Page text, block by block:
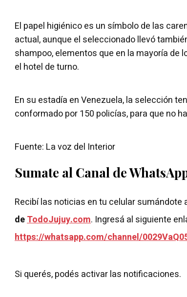
El papel higiénico es un símbolo de las
actual, aunque el seleccionado llevó
shampoo, elementos que en la mayoría de
el hotel de turno.
En su estadía en Venezuela, la selección
conformado por 150 policías, para que no
Fuente: La voz del Interior
Sumate al Canal de
Recibí las noticias en tu celular sumándote
deTodoJujuy.com. Ingresá al siguiente
https://whatsapp.com/channel/
Si querés, podés activar las notificaciones.